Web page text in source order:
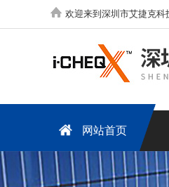
欢迎来到深圳市艾捷克科
网站首页